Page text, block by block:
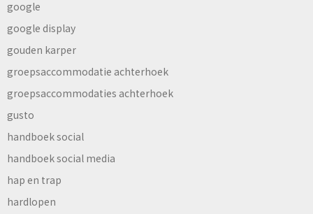
google
google display
gouden karper
groepsaccommodatie achterhoek
groepsaccommodaties achterhoek
gusto
handboek social
handboek social media
hap en trap
hardlopen